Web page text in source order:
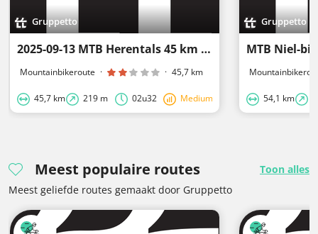
Gruppetto
2025-09-13 MTB Herentals 45 km met technisch parcours
Mountainbikeroute · · 45,7 km
45,7 km 219 m 02u32 Medium
Gruppetto
MTB Niel-
54,1 km
Meest populaire routes
Toon alles
Meest geliefde routes gemaakt door Gruppetto